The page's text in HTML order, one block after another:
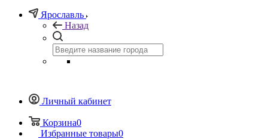
Ярославль
Назад
Личный кабинет
Корзина0
Избранные товары0